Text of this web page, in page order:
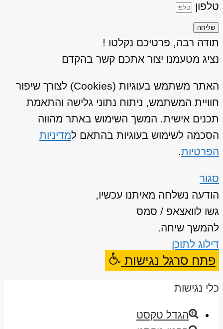
טלפון
שליחה
תודה רבה, פרטיכם נקלטו !
נציג מטעמנו יצור אתכם קשר בהקדם
האתר משתמש בעוגיות (Cookies) לצורך שיפור
חוויית המשתמש, ניתוח נתוני גלישה והתאמת
תכנים אישית. המשך השימוש באתר מהווה
הסכמה לשימוש בעוגיות בהתאם למדיניות
הפרטיות.
סגור
הודעה נשלחה מאיתנו עכשיו,
גשו לוואצאפ / סמס
להמשך שיחה.
דילוג לתוכן
פתח סרגל נגישות
כלי נגישות
הגדל טקסט